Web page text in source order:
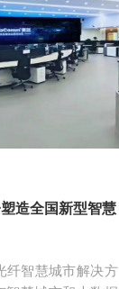
造全国新型智慧
纤智慧城市解决方